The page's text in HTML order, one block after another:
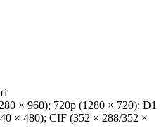
× 960); 720p (1280 × 720); D1
× 480); CIF (352 × 288/352 ×